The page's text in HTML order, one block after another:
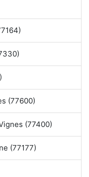
(77600)
(77400)
(77177)